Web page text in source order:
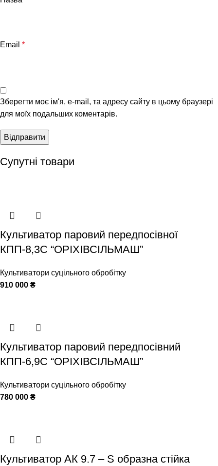
Email *
Зберегти моє ім'я, e-mail, та адресу сайту в цьому браузері
для моїх подальших коментарів.
Супутні товари
Культиватор паровий передпосівної
КПП-8,3С “ОРІХІВСІЛЬМАШ”
Культиватори суцільного обробітку
910 000 ₴
Культиватор паровий передпосівний
КПП-6,9С “ОРІХІВСІЛЬМАШ”
Культиватори суцільного обробітку
780 000 ₴
Культиватор АК 9.7 – S образна стійка